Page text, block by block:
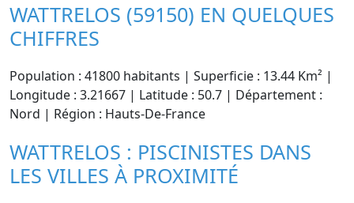
WATTRELOS (59150) EN QUELQUES
CHIFFRES
Population : 41800 habitants | Superficie : 13.44 Km² |
Longitude : 3.21667 | Latitude : 50.7 | Département :
Nord | Région : Hauts-De-France
WATTRELOS : PISCINISTES DANS
LES VILLES À PROXIMITÉ